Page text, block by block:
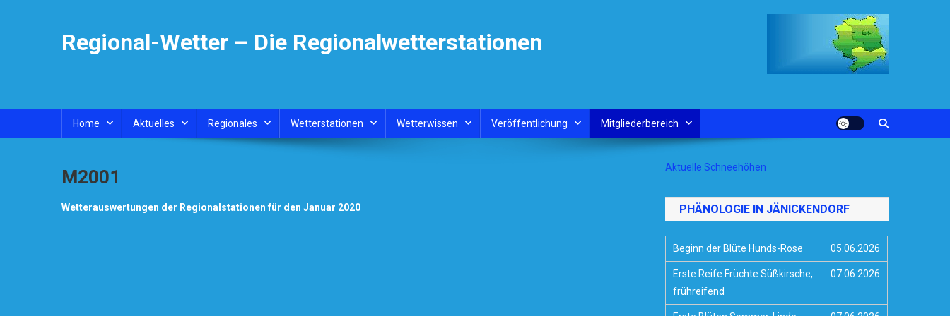
Regional-Wetter – Die Regionalwetterstationen
Home Aktuelles Regionales Wetterstationen Wetterwissen Veröffentlichung Mitgliederbereich
M2001
Wetterauswertungen der Regionalstationen für den Januar 2020
Aktuelle Schneehöhen
PHÄNOLOGIE IN JÄNICKENDORF
Beginn der Blüte Hunds-Rose 05.06.2026
Erste Reife Früchte Süßkirsche,
frühreifend
07.06.2026